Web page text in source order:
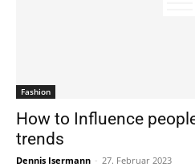
Fashion
How to Influence
trends
Dennis Isermann - 27. Februar 2023